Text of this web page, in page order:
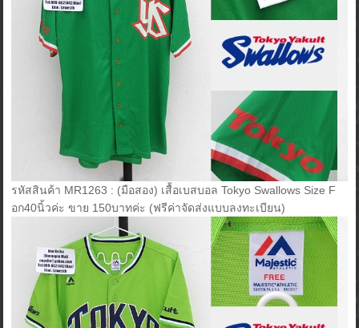
รหัสสินค้า MR1263 : (มือสอง) เสื้อเบสบอล Tokyo Swallows Size F
อก40นิ้วค่ะ ขาย 150บาทค่ะ (ฟรีค่าจัดส่งแบบลงทะเบียน)